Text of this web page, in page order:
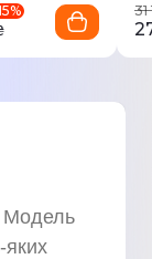
% 31
Модель
яких